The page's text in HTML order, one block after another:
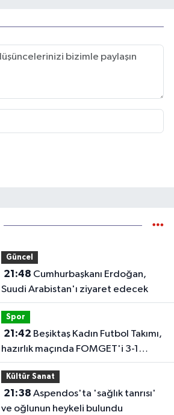
Güncel
21:48
Suudi Arabistan'ı ziyaret edecek
Spor
21:42
hazırlık maçında FOMGET'i 3-1
mağlup etti
Kültür Sanat
21:38
ve oğlunun heykeli bulundu